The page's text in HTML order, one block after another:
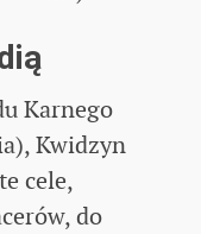
Karnego
Kwidzyn
cele,
do